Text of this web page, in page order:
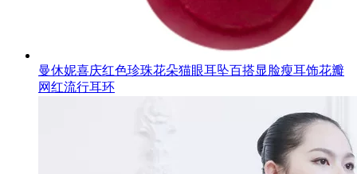
曼休妮喜庆红色珍珠花朵猫眼耳坠百搭显脸瘦耳饰花瓣
网红流行耳环